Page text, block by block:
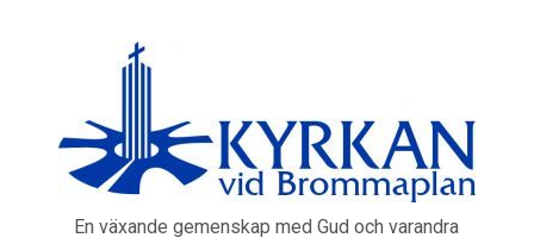
En växande gemenskap med Gud och varandra